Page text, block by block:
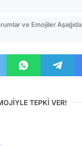
ve Emojiler Aşağıda
TEPKİ VER!